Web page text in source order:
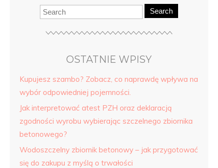
Search
OSTATNIE WPISY
Kupujesz szambo? Zobacz, co naprawdę wpływa na
wybór odpowiedniej pojemności.
Jak interpretować atest PZH oraz deklaracją
zgodności wyrobu wybierając szczelnego zbiornika
betonowego?
Wodoszczelny zbiornik betonowy – jak przygotować
się do zakupu z myślą o trwałości